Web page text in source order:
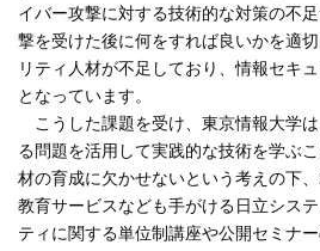
イバー攻撃に対する技術的な対策の不
撃を受けた後に何をすれば良いかを適
リティ人材が不足しており、情報セキ
となっています。
こうした課題を受け、東京情報大学
る問題を活用して実践的な技術を学ぶ
材の育成に欠かせないという考えの下
教育サービスなども手がける日立シス
ティに関する単位制講座や公開セミナ